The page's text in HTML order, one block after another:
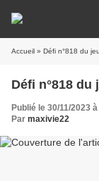
Accueil » Défi n°818 du
Défi n°818 du
Publié le 30/11/2023
Par maxivie22